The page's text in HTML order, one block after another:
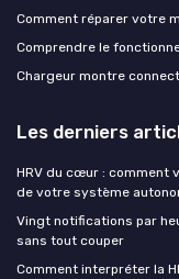
Comment réparer votre
Comprendre le
Chargeur montre
Les derniers
HRV du cœur : comment
de votre système
Vingt notifications par
sans tout couper
Comment interpréter la